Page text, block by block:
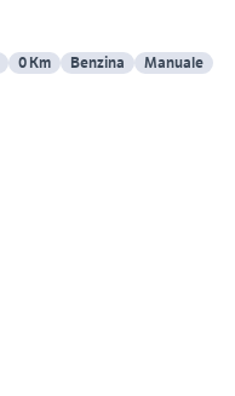
0 Km Benzina Manuale